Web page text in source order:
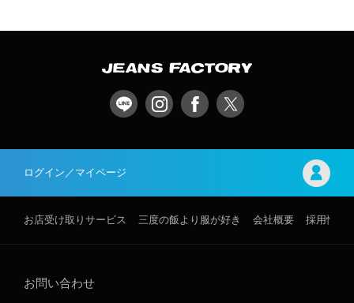
ログイン／マイページ
お店受け取りサービス 三度の飯より服が好き 会社概要 採用情報
お問い合わせ